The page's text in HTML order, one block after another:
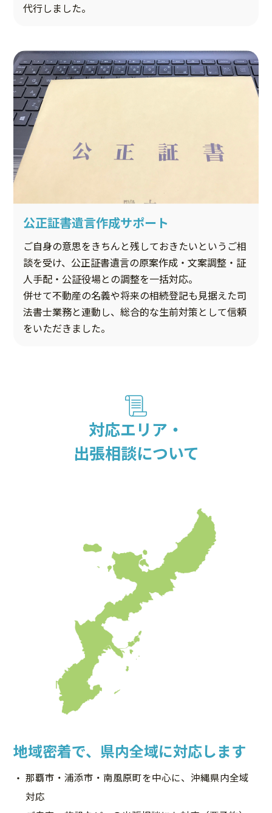
代行しました。
公正証書遺言作成サポート
ご自身の意思をきちんと残しておきたいというご相
談を受け、公正証書遺言の原案作成・文案調整・証
人手配・公証役場との調整を一括対応。
併せて不動産の名義や将来の相続登記も見据えた司
法書士業務と連動し、総合的な生前対策として信頼
をいただきました。
対応エリア・
出張相談について
地域密着で、県内全域に対応します
那覇市・浦添市・南風原町を中心に、沖縄県内全域
対応